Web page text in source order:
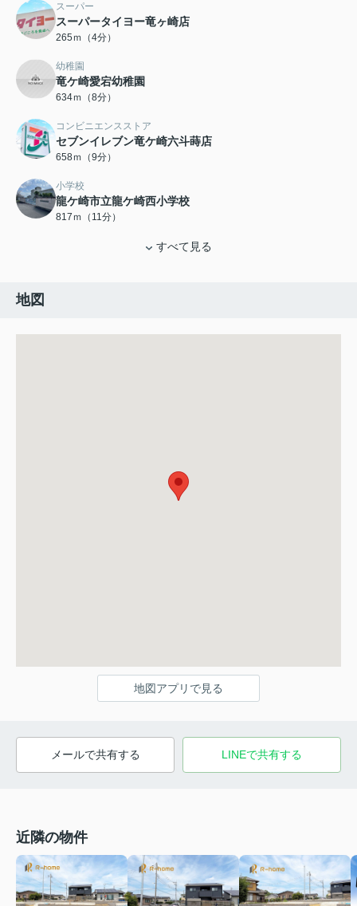
スーパー
スーパータイヨー竜ヶ崎店
265ｍ（4分）
幼稚園
竜ケ崎愛宕幼稚園
634ｍ（8分）
コンビニエンスストア
セブンイレブン竜ケ崎六斗蒔店
658ｍ（9分）
小学校
龍ケ崎市立龍ケ崎西小学校
817ｍ（11分）
すべて見る
地図
地図アプリで見る
メールで共有する LINEで共有する
近隣の物件